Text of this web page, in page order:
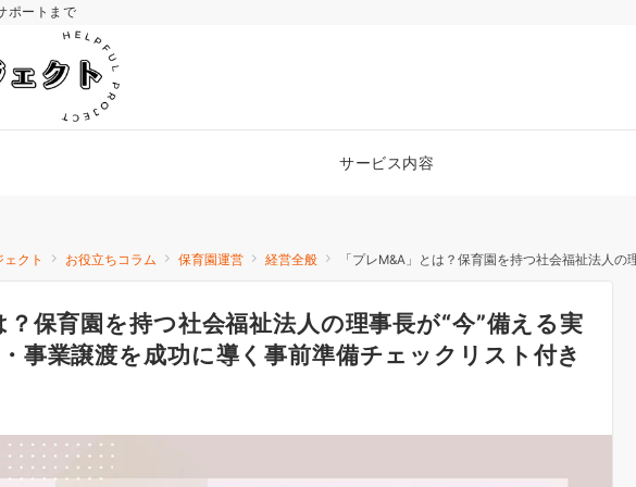
ポートまで
サービス内容
クト お役立ちコラム 保育園運営 経営全般 「プレM&A」とは？保育園を持つ社会福祉法人の理事長
？保育園を持つ社会福祉法人の理事長が“今”備える実
事業譲渡を成功に導く事前準備チェックリスト付き